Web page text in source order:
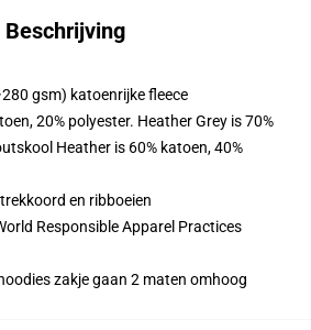
Beschrijving
gsm) katoenrijke fleece
20% polyester. Heather Grey is 70%
Heather is 60% katoen, 40%
en ribboeien
Responsible Apparel Practices
zakje gaan 2 maten omhoog